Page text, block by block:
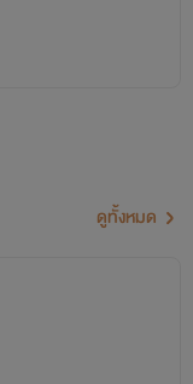
ลาง , ขั้นสูง , ขั้น
ดูทั้งหมด